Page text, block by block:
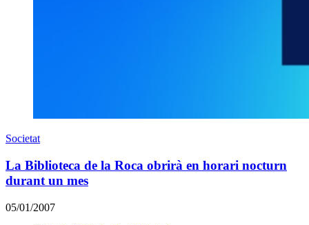
Societat
La Biblioteca de la Roca obrirà en horari nocturn
durant un mes
05/01/2007